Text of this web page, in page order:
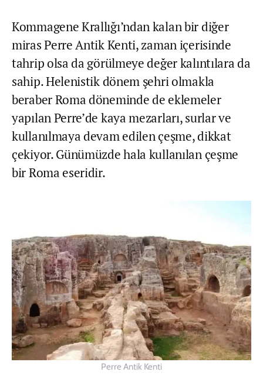
Kommagene Krallığı’ndan kalan bir diğer
miras Perre Antik Kenti, zaman içerisinde
tahrip olsa da görülmeye değer kalıntılara da
sahip. Helenistik dönem şehri olmakla
beraber Roma döneminde de eklemeler
yapılan Perre’de kaya mezarları, surlar ve
kullanılmaya devam edilen çeşme, dikkat
çekiyor. Günümüzde hala kullanılan çeşme
bir Roma eseridir.
Perre Antik Kenti